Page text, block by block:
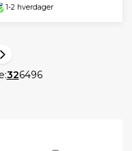
1-2 hverdager
326496